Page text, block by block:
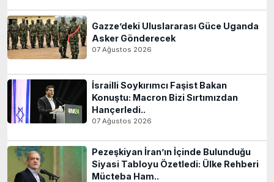
Gazze’deki Uluslararası Güce Uganda
Asker Gönderecek
07 Ağustos 2026
İsrailli Soykırımcı Faşist Bakan
Konuştu: Macron Bizi Sırtımızdan
Hançerledi..
07 Ağustos 2026
Pezeşkiyan İran’ın İçinde Bulunduğu
Siyasi Tabloyu Özetledi: Ülke Rehberi
Mücteba Ham..